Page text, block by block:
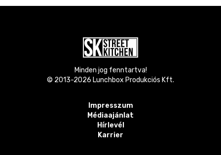
Minden jog fenntartva!
© 2013-2026 Lunchbox Produkciós Kft.
Impresszum
Médiaajánlat
Hírlevél
Karrier